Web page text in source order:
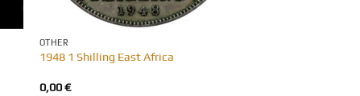
OTHER
1948 1 Shilling East Africa
0,00€